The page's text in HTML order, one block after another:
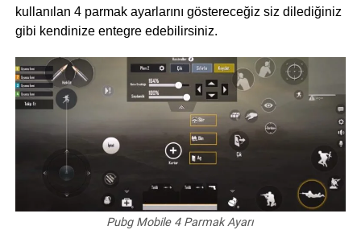
kullanılan 4 parmak ayarlarını göstereceğiz siz dilediğiniz
gibi kendinize entegre edebilirsiniz.
Pubg Mobile 4 Parmak Ayarı